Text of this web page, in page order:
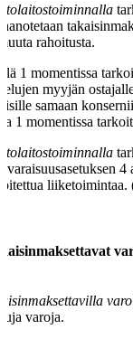
rahoitusta.
1 momentissa
myyjän
samaan
1 momentissa
liiketoimintaa.
varoja.